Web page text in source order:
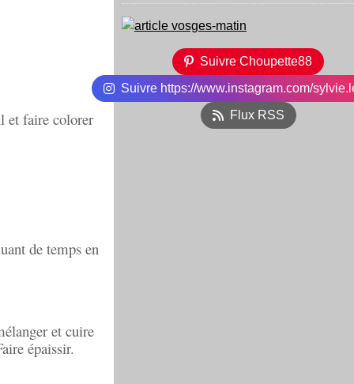
et faire colorer
de temps en
et cuire
épaissir.
Suivre Choupette88
Suivre https://www.instagram.com/
Flux RSS